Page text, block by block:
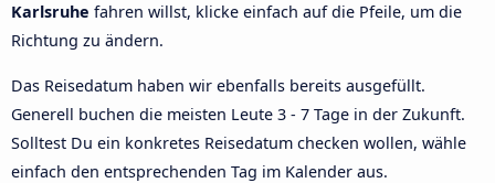
Karlsruhe fahren willst, klicke einfach auf die Pfeile, um die
Richtung zu ändern.
Das Reisedatum haben wir ebenfalls bereits ausgefüllt.
Generell buchen die meisten Leute 3 - 7 Tage in der Zukunft.
Solltest Du ein konkretes Reisedatum checken wollen, wähle
einfach den entsprechenden Tag im Kalender aus.